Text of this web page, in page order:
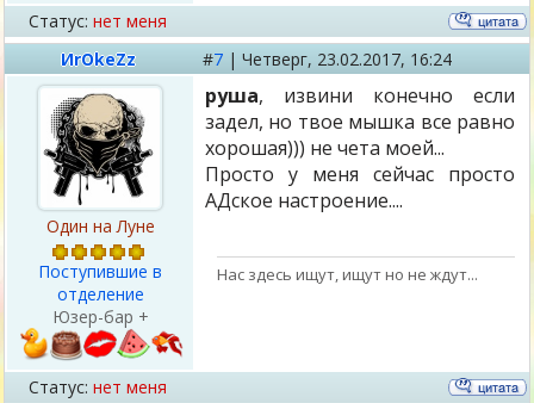
Статус: нет меня
ИrОkеZz
#7 | Четверг, 23.02.2017, 16:24
Один на Луне
Поступившие в
отделение
Юзер-бар +
руша, извини конечно если
задел, но твое мышка все равно
хорошая))) не чета моей...
Просто у меня сейчас просто
АДское настроение....
Нас здесь ищут, ищут но не ждут...
Статус: нет меня